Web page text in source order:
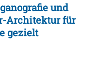
und
Architektur für
gezielt